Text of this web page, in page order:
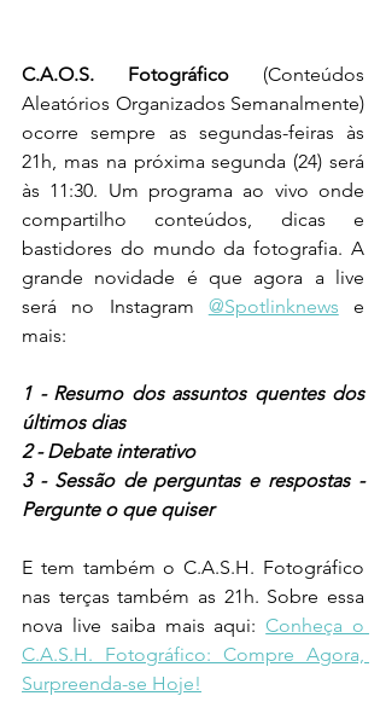
C.A.O.S. Fotográfico (Conteúdos
Aleatórios Organizados Semanalmente)
ocorre sempre as segundas-feiras às
21h, mas na próxima segunda (24) será
às 11:30. Um programa ao vivo onde
compartilho conteúdos, dicas e
bastidores do mundo da fotografia. A
grande novidade é que agora a live
será no Instagram @Spotlinknews e
mais:
1 - Resumo dos assuntos quentes dos
últimos dias
2 - Debate interativo
3 - Sessão de perguntas e respostas -
Pergunte o que quiser
E tem também o C.A.S.H. Fotográfico
nas terças também as 21h. Sobre essa
nova live saiba mais aqui: Conheça o
C.A.S.H. Fotográfico: Compre Agora,
Surpreenda-se Hoje!